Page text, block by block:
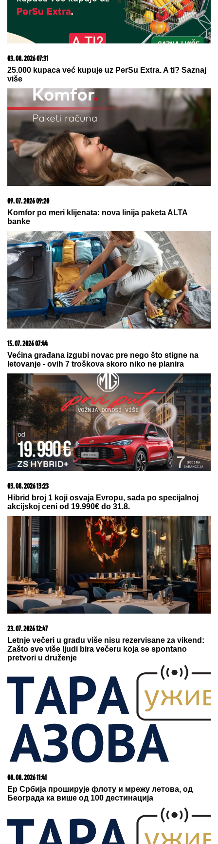
05. 08. 2026 06:45
Šta dete nasleđuje od oca, a šta od majke? Sve što
07. 08. 2026 09:14
Сазнања „Политике”: Црна Гора следећа у војном
савезу Загреба, Тиране и Приштине
06. 08. 2026 07:08
Evo u kojim banjama važi vaučer od 10.000 dinara -
kompletan spisak destinacija u Srbiji
03. 08. 2026 07:31
25.000 kupaca već kupuje uz PerSu Extra. A ti? Saznaj
više
09. 07. 2026 09:20
Komfor po meri klijenata: nova linija paketa ALTA
banke
Većina građana izgubi novac pre nego što stigne na
letovanje - ovih 7 troškova skoro niko ne planira
Hibrid broj 1 koji osvaja Evropu, sada po specijalnoj
akcijskoj ceni od 19.990€ do 31.8.